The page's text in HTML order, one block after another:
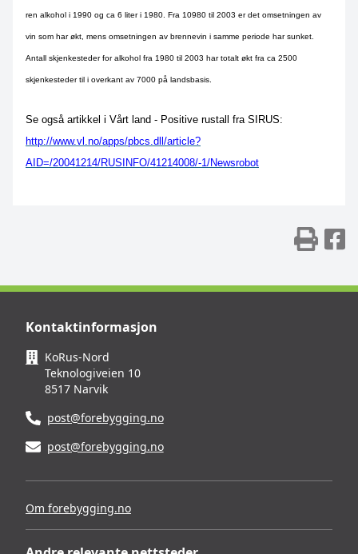
ren alkohol i 1990 og ca 6 liter i 1980. Fra 10980 til 2003 er det omsetningen av
vin som har økt, mens omsetningen av brennevin i samme periode har sunket.
Antall skjenkesteder for alkohol fra 1980 til 2003 har totalt økt fra ca 2500
skjenkesteder til i overkant av 7000 på landsbasis.
Se også artikkel i Vårt land - Positive rustall fra SIRUS:
http://www.vl.no/apps/pbcs.dll/article?
AID=/20041214/RUSINFO/41214008/-1/Newsrobot
Kontaktinformasjon
KoRus-Nord
Teknologiveien 10
8517 Narvik
post@forebygging.no
post@forebygging.no
Om forebygging.no